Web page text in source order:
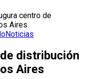
centro de
Aires
Noticias
distribución
Aires